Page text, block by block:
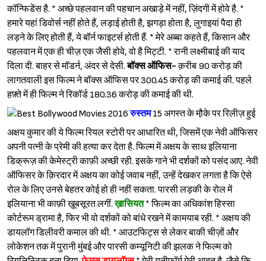
कॉन्फिडेंस है. * अच्छे पहलवान की पहचान अखाड़े में नहीं, ज़िंदगी में होवे है. *
हमारे यहां डिवोर्स नहीं होते हैं, लड़ाई होती है, झगड़ा होता है, लुगाइयां पैदा ही
लड़ने के लिए होती हैं, ये बॉर्न फाइटर्स होती हैं. * मेरे अब्बा कहते हैं, किसान और
पहलवान में एक ही चीज़ एक जैसी होवे, वो है मिट्टी. * रानी लक्ष्मीबाई की याद
दिला दी. बाहर से मॉडर्न, अंदर से देसी.बॉक्स ऑफिस-क़रीब 90 करोड़ की
लागतवाली इस फिल्म ने बॉक्स ऑफिस पर 300.45 करोड़ की कमाई की. पहले
हफ़्ते में ही फिल्म ने रिकॉर्ड 180.36 करोड़ की कमाई की थी.
रुस्तम15 अगस्त के मौ़के पर रिलीज़ हुई
अक्षय कुमार की ये फिल्म रियल स्टोरी पर आधारित थी, जिसमें एक नेवी ऑफिसर
अपनी पत्नी के प्रेमी की हत्या कर देता है. फिल्म में अक्षय के साथ इलियाना
डिक्रूज़ की केमेस्ट्री काफ़ी अच्छी रही. इसके गाने भी दर्शकों को पसंद आए. नेवी
ऑफिसर के क़िरदार में अक्षय का कोई जवाब नहीं, उन्हें देखकर लगता है कि ऐसे
रोल के लिए उनसे बेहतर कोई हो ही नहीं सकता. पारसी लड़की के रोल में
इलियाना भी काफ़ी ख़ूबसूरत लगीं.ख़ासियत* फिल्म का अधिकांश हिस्सा
कोर्टरूम ड्रामा है, फिर भी वो दर्शकों को बांधे रखने में कामयाब रही. * अक्षय की
डायलॉग डिलीवरी कमाल की थी. * आउटफिट्स से लेकर बाकी चीज़ों और
लोकेशन तक में पुरानी मुंबई और पारसी कम्यूनिटी की झलक ने फिल्म को